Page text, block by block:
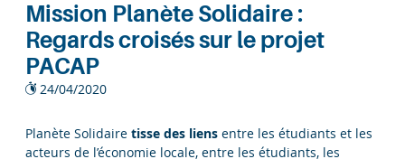
Mission Planète Solidaire :
Regards croisés sur le projet
PACAP
24/04/2020
Planète Solidaire tisse des liens entre les étudiants et les
acteurs de l’économie locale, entre les étudiants, les